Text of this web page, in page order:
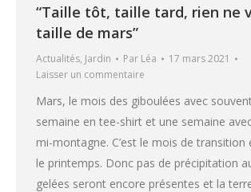
“Taille tôt, taille tard, rien ne
taille de mars”
Actualités, Jardin Par Léa
17 mars 2021
Laisser un commentaire
Mars, le mois des giboulées avec
semaine en tee-shirt et une semaine
mi-montagne. C’est le mois de transition
le printemps. Donc pas de précipitation
gelées seront encore présentes et la